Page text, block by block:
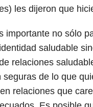
les dijeron que
importante no sólo
saludable
relaciones
seguras de lo que
relaciones que